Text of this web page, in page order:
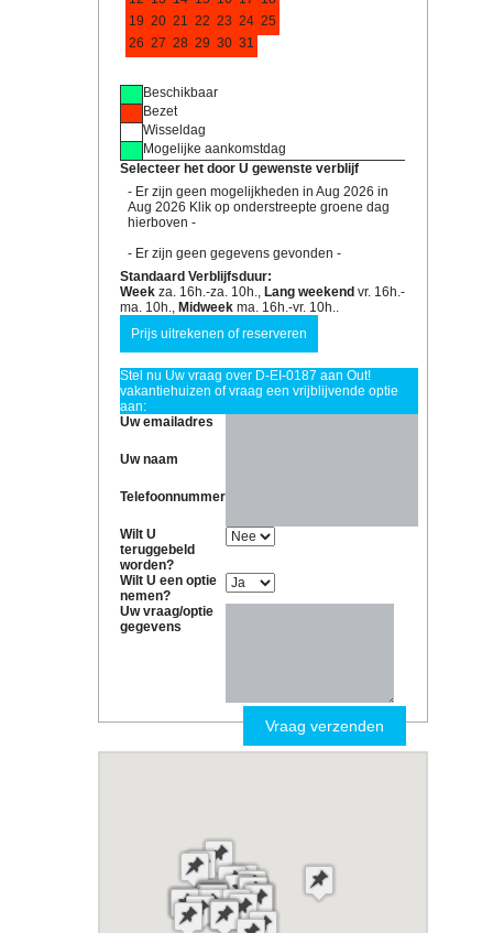
19 20 21 22 23 24 25
26 27 28 29 30 31
Beschikbaar
Bezet
Wisseldag
Mogelijke aankomstdag
Selecteer het door U gewenste verblijf
- Er zijn geen mogelijkheden in Aug 2026 in
Aug 2026 Klik op onderstreepte groene dag
hierboven -
- Er zijn geen gegevens gevonden -
Standaard Verblijfsduur:
Week za. 16h.-za. 10h., Lang weekend vr. 16h.-
ma. 10h., Midweek ma. 16h.-vr. 10h..
Stel nu Uw vraag over D-EI-0187 aan Out!
vakantiehuizen of vraag een vrijblijvende optie
aan:
Uw emailadres
Uw naam
Telefoonnummer
Wilt U
teruggebeld
worden?
Wilt U een optie
nemen?
Uw vraag/optie
gegevens